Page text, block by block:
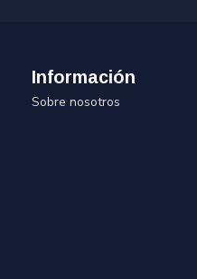
Información
Sobre nosotros